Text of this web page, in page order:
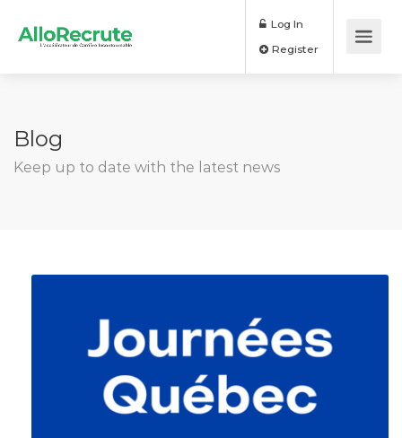
Log In
Blog
Keep up to date with the latest news